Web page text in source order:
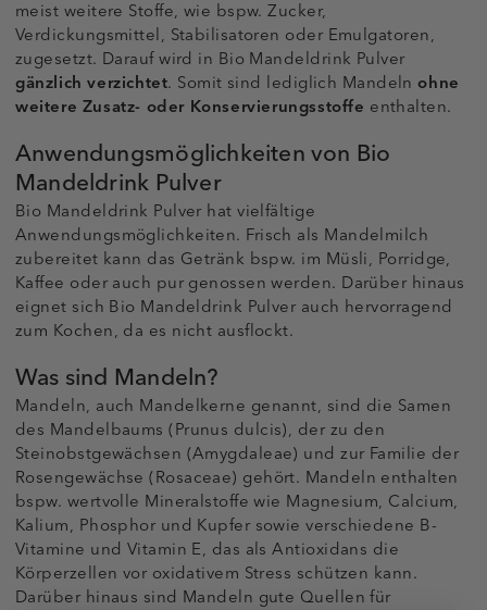
meist weitere Stoffe, wie bspw. Zucker,
Verdickungsmittel, Stabilisatoren oder Emulgatoren,
zugesetzt. Darauf wird in Bio Mandeldrink Pulver
gänzlich verzichtet. Somit sind lediglich Mandelnohne
weitere Zusatz- oder Konservierungsstoffe enthalten.
Anwendungsmöglichkeiten von Bio
Mandeldrink Pulver
Bio Mandeldrink Pulver hat vielfältige
Anwendungsmöglichkeiten. Frisch als Mandelmilch
zubereitet kann das Getränk bspw. im Müsli, Porridge,
Kaffee oder auch pur genossen werden. Darüber hinaus
eignet sich Bio Mandeldrink Pulver auch hervorragend
zum Kochen, da es nicht ausflockt.
Was sind Mandeln?
Mandeln, auch Mandelkerne genannt, sind die Samen
des Mandelbaums (Prunus dulcis), der zu den
Steinobstgewächsen (Amygdaleae) und zur Familie der
Rosengewächse (Rosaceae) gehört. Mandeln enthalten
bspw. wertvolle Mineralstoffe wie Magnesium, Calcium,
Kalium, Phosphor und Kupfer sowie verschiedene B-
Vitamine und Vitamin E, das als Antioxidans die
Körperzellen vor oxidativem Stress schützen kann.
Darüber hinaus sind Mandeln gute Quellen für